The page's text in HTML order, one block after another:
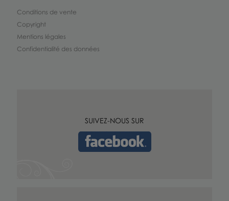
Conditions de vente
Copyright
Mentions légales
Confidentialité des données
SUIVEZ-NOUS SUR